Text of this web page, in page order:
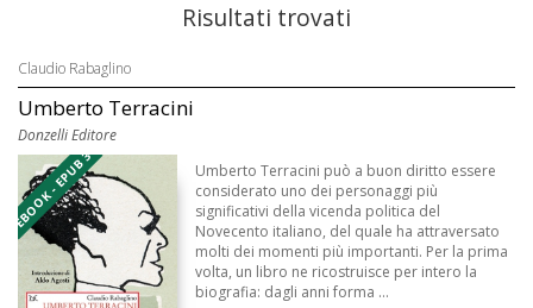
Risultati trovati
Claudio Rabaglino
Umberto Terracini
Donzelli Editore
EBOOK - EPUB 3
Umberto Terracini può a buon diritto essere
considerato uno dei personaggi più
significativi della vicenda politica del
Novecento italiano, del quale ha attraversato
molti dei momenti più importanti. Per la prima
volta, un libro ne ricostruisce per intero la
biografia: dagli anni forma ...